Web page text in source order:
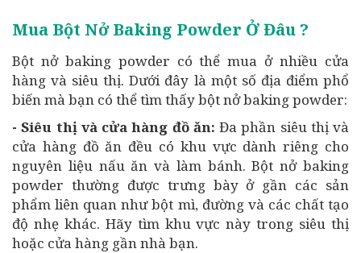
Mua Bột Nở Baking Powder Ở Đâu ?
Bột nở baking powder có thể mua ở nhiều cửa
hàng và siêu thị. Dưới đây là một số địa điểm phổ
biến mà bạn có thể tìm thấy bột nở baking powder:
- Siêu thị và cửa hàng đồ ăn: Đa phần siêu thị và
cửa hàng đồ ăn đều có khu vực dành riêng cho
nguyên liệu nấu ăn và làm bánh. Bột nở baking
powder thường được trưng bày ở gần các sản
phẩm liên quan như bột mì, đường và các chất tạo
độ nhẹ khác. Hãy tìm khu vực này trong siêu thị
hoặc cửa hàng gần nhà bạn.